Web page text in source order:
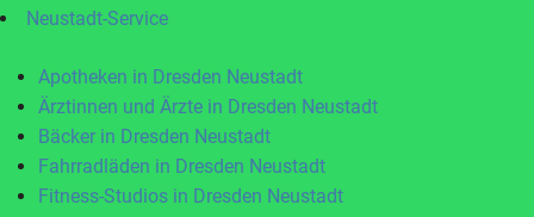
Neustadt-Service
Apotheken in Dresden Neustadt
Ärztinnen und Ärzte in Dresden Neustadt
Bäcker in Dresden Neustadt
Fahrradläden in Dresden Neustadt
Fitness-Studios in Dresden Neustadt